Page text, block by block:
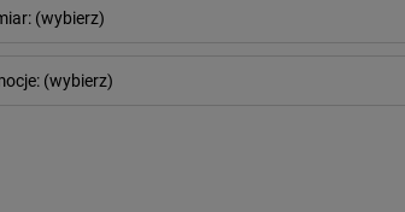
(wybierz)
(wybierz)